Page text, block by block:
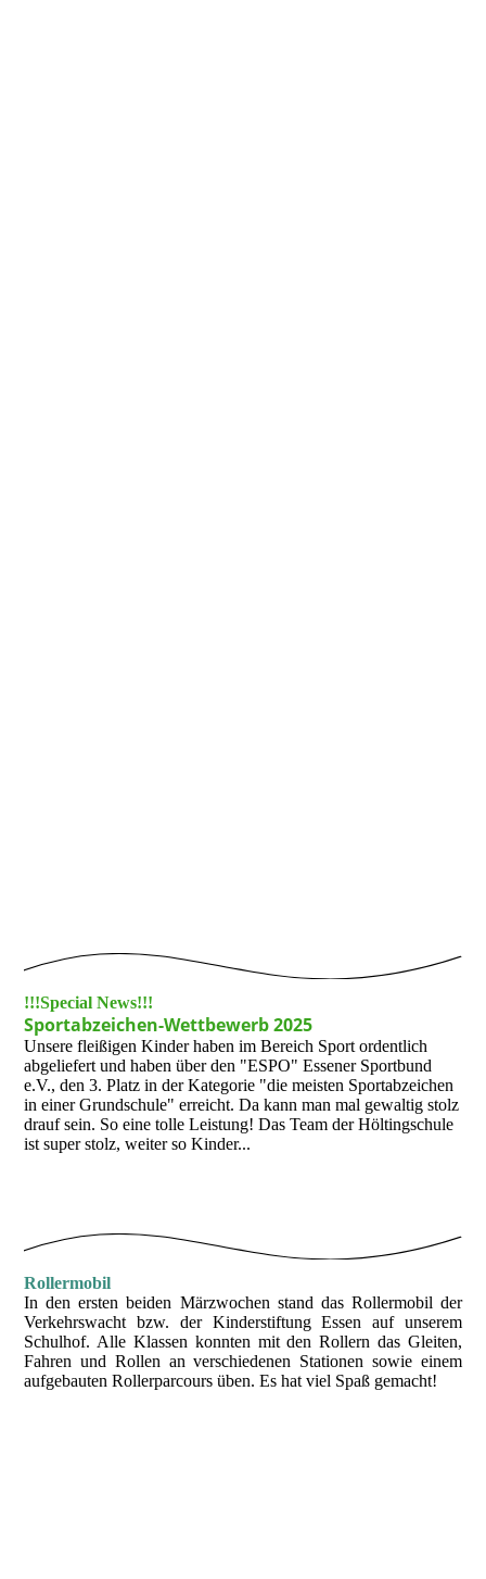
!!!Special News!!!
Sportabzeichen-Wettbewerb 2025
Unsere fleißigen Kinder haben im Bereich Sport ordentlich
abgeliefert und haben über den "ESPO" Essener Sportbund
e.V., den 3. Platz in der Kategorie "die meisten Sportabzeichen
in einer Grundschule" erreicht. Da kann man mal gewaltig stolz
drauf sein. So eine tolle Leistung! Das Team der Höltingschule
ist super stolz, weiter so Kinder...
Rollermobil
In den ersten beiden Märzwochen stand das Rollermobil der
Verkehrswacht bzw. der Kinderstiftung Essen auf unserem
Schulhof. Alle Klassen konnten mit den Rollern das Gleiten,
Fahren und Rollen an verschiedenen Stationen sowie einem
aufgebauten Rollerparcours üben. Es hat viel Spaß gemacht!